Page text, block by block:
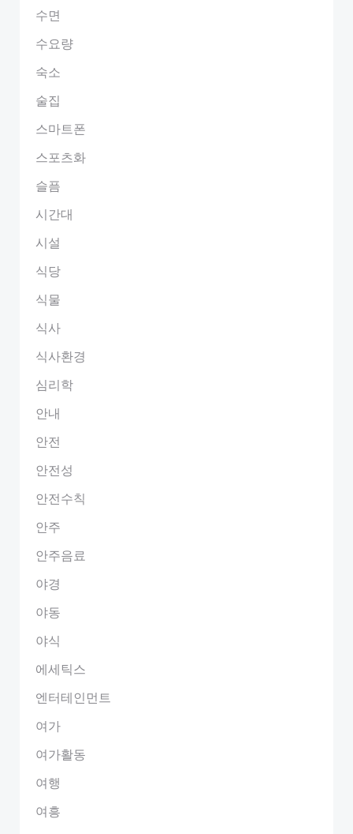
수면
수요량
숙소
술집
스마트폰
스포츠화
슬픔
시간대
시설
식당
식물
식사
식사환경
심리학
안내
안전
안전성
안전수칙
안주
안주음료
야경
야동
야식
에세틱스
엔터테인먼트
여가
여가활동
여행
여흥